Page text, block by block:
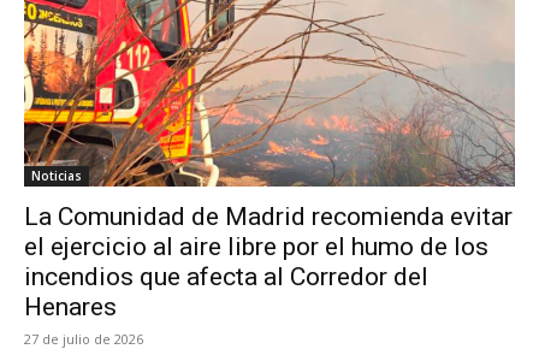
Noticias
La Comunidad de Madrid recomienda evitar
el ejercicio al aire libre por el humo de los
incendios que afecta al Corredor del
Henares
27 de julio de 2026